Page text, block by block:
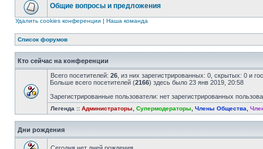
Общие вопросы и предложения
Удалить cookies конференции | Наша команда
Список форумов
Кто сейчас на конференции
Всего посетителей: 26 , из них зарегистрированных: 0, скрытых: 0 и
Больше всего посетителей (2166) здесь было 23 янв 2019, 20:58
Зарегистрированные пользователи: нет зарегистрированных
Легенда :: Администраторы Супермодераторы Члены Общества
Дни рождения